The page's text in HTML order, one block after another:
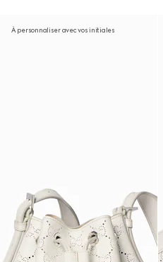
À personnaliser avec vos initiales